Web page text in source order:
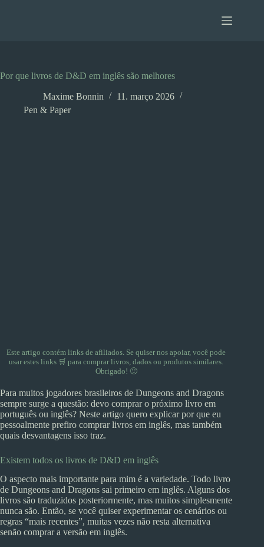
Por que livros de D&D em inglês são melhores
Maxime Bonnin
11. março 2026
Pen & Paper
Este artigo contém links de afiliados. Se quiser nos apoiar, você pode
usarestes links 🛒 para comprar livros, dados ou produtos similares.
Obrigado! 🙂
Para muitos jogadores brasileiros de Dungeons and Dragons
sempre surge a questão: devo comprar o próximo livro em
português ou inglês? Neste artigo quero explicar por que eu
pessoalmente prefiro comprar livros em inglês, mas também
quais desvantagens isso traz.
Existem todos os livros de D&D em inglês
O aspecto mais importante para mim é a variedade. Todo livro
de Dungeons and Dragons sai primeiro em inglês. Alguns dos
livros são traduzidos posteriormente, mas muitos simplesmente
nunca são. Então, se você quiser experimentar os cenários ou
regras “mais recentes”, muitas vezes não resta alternativa
senão comprar a versão em inglês.